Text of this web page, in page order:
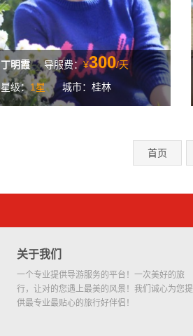
丁明霞 导服费：¥300/天
星级： 1星 城市：桂林
首页
关于我们
一个专业提供导游服务的平台！一次美好的旅
行，让对的您遇上最美的风景！我们诚心为您提
供最专业最贴心的旅行好伴侣！